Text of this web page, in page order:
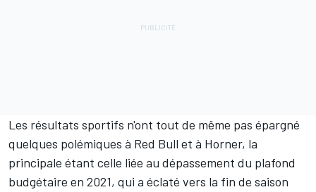
Les résultats sportifs n'ont tout de même pas épargné
quelques polémiques à Red Bull et à Horner, la
principale étant celle liée au dépassement du plafond
budgétaire en 2021, qui a éclaté vers la fin de saison